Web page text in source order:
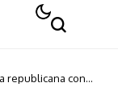
republicana con